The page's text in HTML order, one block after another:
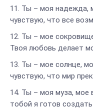
Ты – моя надежда,
чувствую, что все
Ты – мое
Твоя любовь делает
Ты – мое солнце,
чувствую, что мир
Ты – моя муза, мое
тобой я готов